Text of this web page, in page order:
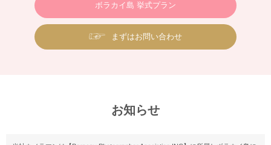
ボラカイ島 挙式プラン
まずはお問い合わせ
お知らせ